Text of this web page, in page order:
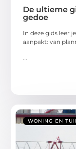
De ultieme
gedoe
In deze gids leer
aanpakt: van
WONING EN